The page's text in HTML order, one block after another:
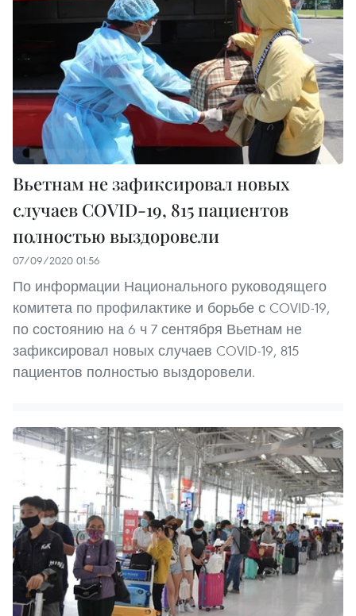
Вьетнам не зафиксировал новых
случаев COVID-19, 815 пациентов
полностью выздоровели
07/09/2020 01:56
По информации Национального руководящего
комитета по профилактике и борьбе с COVID-19,
по состоянию на 6 ч 7 сентября Вьетнам не
зафиксировал новых случаев COVID-19, 815
пациентов полностью выздоровели.